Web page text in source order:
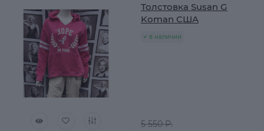
Толстовка Susan G
Koman США
в наличии
5 550 Р.